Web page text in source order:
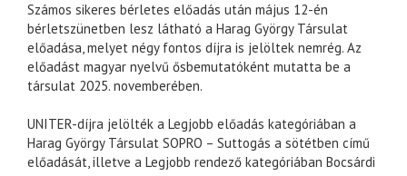
Számos sikeres bérletes előadás után május 12-én
bérletszünetben lesz látható a Harag György Társulat
előadása, melyet négy fontos díjra is jelöltek nemrég. Az
előadást magyar nyelvű ősbemutatóként mutatta be a
társulat 2025. novemberében.
UNITER-díjra jelölték a Legjobb előadás kategóriában a
Harag György Társulat SOPRO – Suttogás a sötétben című
előadását, illetve a Legjobb rendező kategóriában Bocsárdi